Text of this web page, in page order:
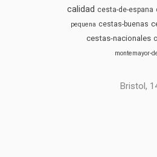
calidad cesta-de-espana
pequena cestas-buenas
cestas-nacionales
montemayor-
Bristol,